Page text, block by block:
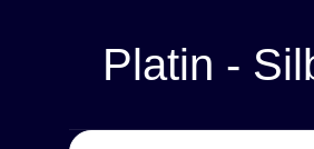
Platin -